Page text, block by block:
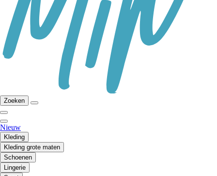
Zoeken
Nieuw
Kleding
Kleding grote maten
Schoenen
Lingerie